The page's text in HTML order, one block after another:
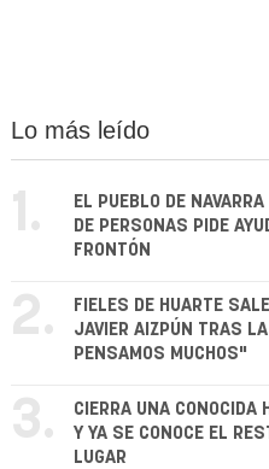
Lo más leído
1.
EL PUEBLO DE
DE PERSONAS PIDE
FRONTÓN
2.
FIELES DE HUARTE
JAVIER AIZPÚN TRAS
PENSAMOS MUCHOS"
3.
CIERRA UNA CONOCIDA
Y YA SE CONOCE EL
LUGAR